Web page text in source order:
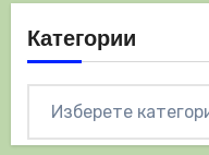
Категории